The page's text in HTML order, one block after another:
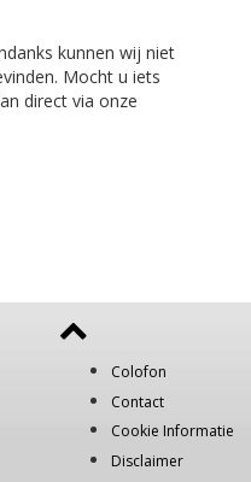
kunnen wij niet
Mocht u iets
direct via onze
Colofon
Contact
Cookie Informatie
Disclaimer